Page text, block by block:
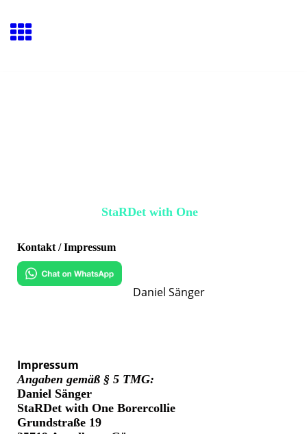
StaRDet with One
Kontakt / Impressum
Daniel Sänger
Impressum
Angaben gemäß § 5 TMG:
Daniel Sänger
StaRDet with One Borercollie
Grundstraße 19